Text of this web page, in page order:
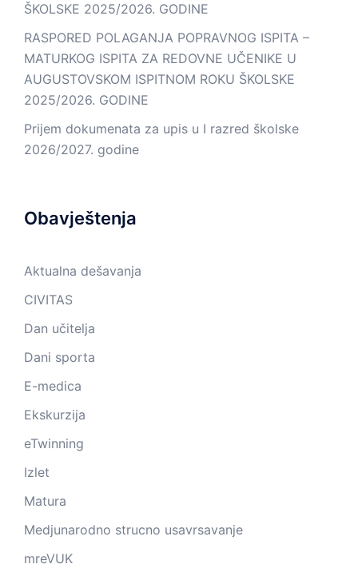
ŠKOLSKE 2025/2026. GODINE
RASPORED POLAGANJA POPRAVNOG ISPITA –
MATURKOG ISPITA ZA REDOVNE UČENIKE U
AUGUSTOVSKOM ISPITNOM ROKU ŠKOLSKE
2025/2026. GODINE
Prijem dokumenata za upis u I razred školske
2026/2027. godine
Obavještenja
Aktualna dešavanja
CIVITAS
Dan učitelja
Dani sporta
E-medica
Ekskurzija
eTwinning
Izlet
Matura
Medjunarodno strucno usavrsavanje
mreVUK